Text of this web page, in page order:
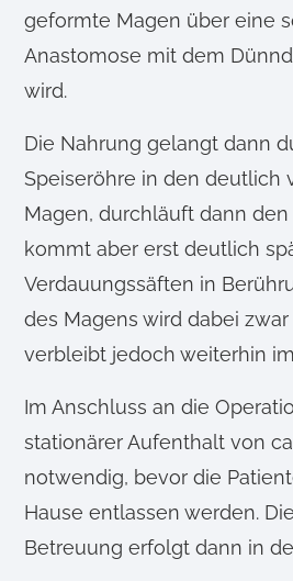
geformte Magen über eine
Anastomose mit dem
wird.
Die Nahrung gelangt dann
Speiseröhre in den deutlich
Magen, durchläuft dann den
kommt aber erst deutlich
Verdauungssäften in
des Magens wird dabei
verbleibt jedoch weiterhin
Im Anschluss an die
stationärer Aufenthalt von
notwendig, bevor die
Hause entlassen werden.
Betreuung erfolgt dann in